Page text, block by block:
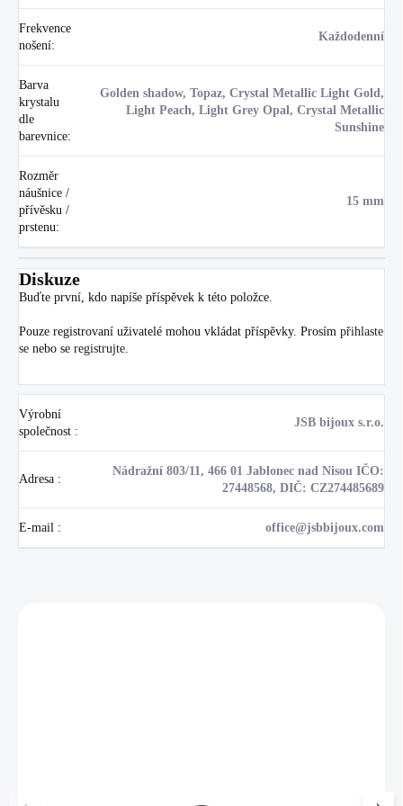
Frekvence
nošení:
Každodenní
Barva
krystalu
dle
barevnice:
Golden shadow, Topaz, Crystal Metallic Light Gold,
Light Peach, Light Grey Opal, Crystal Metallic
Sunshine
Rozměr
náušnice /
přívěsku /
prstenu:
15 mm
Diskuze
Buďte první, kdo napíše příspěvek k této položce.
Pouze registrovaní uživatelé mohou vkládat příspěvky. Prosím přihlaste
se nebo se registrujte
Výrobní
společnost :
JSB bijoux s.r.o.
Adresa :
Nádražní 803/11, 466 01 Jablonec nad Nisou IČO:
27448568, DIČ: CZ274485689
E-mail : office@jsbbijoux.com